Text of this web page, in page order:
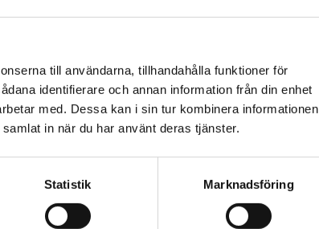
till användarna, tillhandahålla funktioner för
identifierare och annan information från din enhet
med. Dessa kan i sin tur kombinera informationen
in när du har använt deras tjänster.
Statistik Marknadsföring